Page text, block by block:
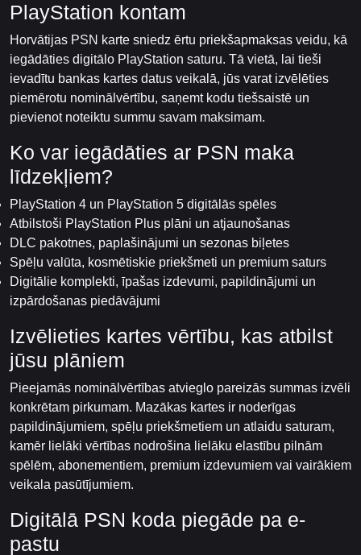
PlayStation kontam
Horvātijas PSN karte sniedz ērtu priekšapmaksas veidu, kā
iegādāties digitālo PlayStation saturu. Tā vietā, lai tieši
ievadītu bankas kartes datus veikalā, jūs varat izvēlēties
piemērotu nominālvērtību, saņemt kodu tiešsaistē un
pievienot noteiktu summu savam maksimam.
Ko var iegādāties ar PSN maka
līdzekļiem?
PlayStation 4 un PlayStation 5 digitālās spēles
Atbilstoši PlayStation Plus plāni un atjaunošanas
DLC pakotnes, paplašinājumi un sezonas biļetes
Spēļu valūta, kosmētiskie priekšmeti un premium saturs
Digitālie komplekti, īpašas izdevumi, papildinājumi un
izpārdošanas piedāvājumi
Izvēlieties kartes vērtību, kas atbilst
jūsu plāniem
Pieejamās nominālvērtības atvieglo pareizās summas izvēli
konkrētam pirkumam. Mazākas kartes ir noderīgas
papildinājumiem, spēļu priekšmetiem un atlaidu saturam,
kamēr lielāki vērtības nodrošina lielāku elastību pilnām
spēlēm, abonementiem, premium izdevumiem vai vairākiem
veikala pasūtījumiem.
Digitālā PSN koda piegāde pa e-
pastu